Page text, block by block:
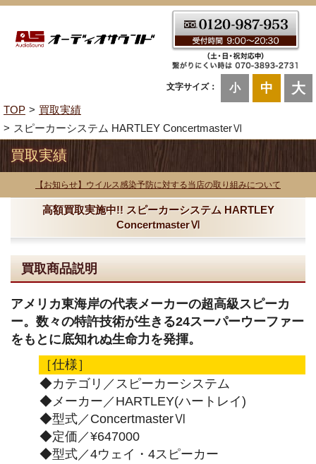
文字サイズ： 小 中 大
TOP
買取実績
スピーカーシステム HARTLEY ConcertmasterⅥ
買取実績
【お知らせ】ウイルス感染予防に対する当店の取り組みについて
高額買取実施中!! スピーカーシステム HARTLEY
ConcertmasterⅥ
買取商品説明
アメリカ東海岸の代表メーカーの超高級スピーカ
ー。数々の特許技術が生きる24スーパーウーファー
をもとに底知れぬ生命力を発揮。
［仕様］
◆カテゴリ／スピーカーシステム
◆メーカー／HARTLEY(ハートレイ)
◆型式／ConcertmasterⅥ
◆定価／¥647000
◆型式／4ウェイ・4スピーカー